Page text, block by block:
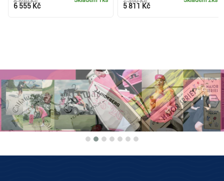
6 555 Kč 5 811 Kč